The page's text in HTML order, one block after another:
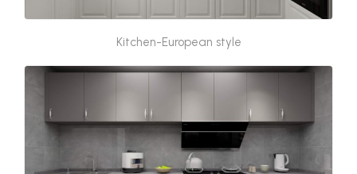
Kitchen-European style